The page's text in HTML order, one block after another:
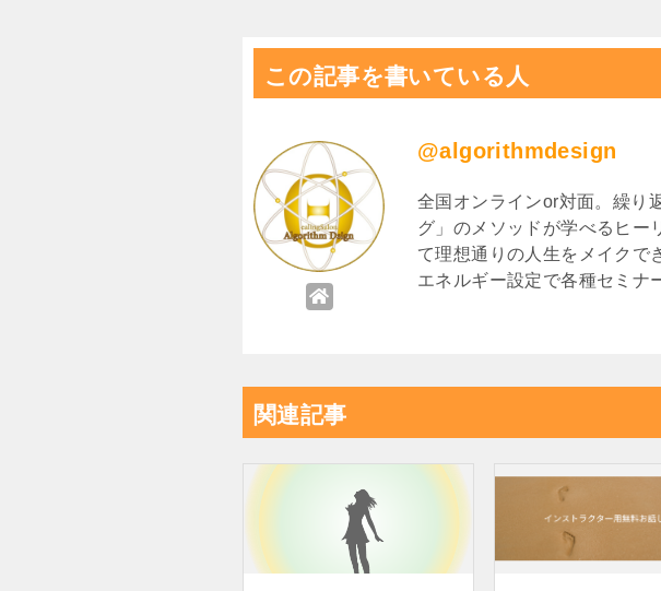
この記事を書いている人
@algorithmdesign
全国オンラインor対面。繰り
グ」のメソッドが学べるヒー
て理想通りの人生をメイクで
エネルギー設定で各種セミナ
関連記事